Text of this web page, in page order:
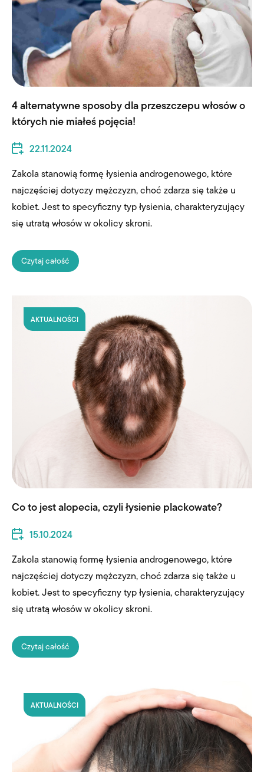
4 alternatywne sposoby dla przeszczepu włosów o
których nie miałeś pojęcia!
22.11.2024
Zakola stanowią formę łysienia androgenowego, które
najczęściej dotyczy mężczyzn, choć zdarza się także u
kobiet. Jest to specyficzny typ łysienia, charakteryzujący
się utratą włosów w okolicy skroni.
Czytaj całość
AKTUALNOŚCI
Co to jest alopecia, czyli łysienie plackowate?
15.10.2024
Zakola stanowią formę łysienia androgenowego, które
najczęściej dotyczy mężczyzn, choć zdarza się także u
kobiet. Jest to specyficzny typ łysienia, charakteryzujący
się utratą włosów w okolicy skroni.
Czytaj całość
AKTUALNOŚCI